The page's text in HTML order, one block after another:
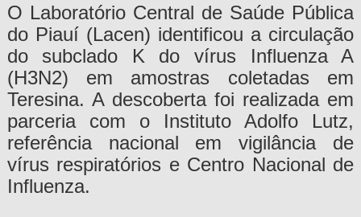
O Laboratório Central de Saúde Pública
do Piauí (Lacen) identificou a circulação
do subclado K do vírus Influenza A
(H3N2) em amostras coletadas em
Teresina. A descoberta foi realizada em
parceria com o Instituto Adolfo Lutz,
referência nacional em vigilância de
vírus respiratórios e Centro Nacional de
Influenza.